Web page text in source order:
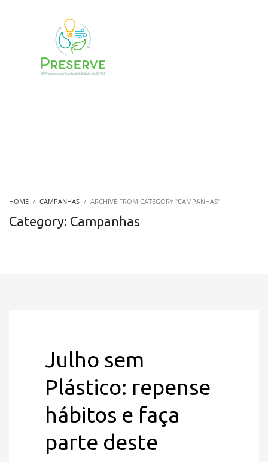
HOME CAMPANHAS ARCHIVE FROM CATEGORY "CAMPANHAS"
Category: Campanhas
Julho sem
Plástico: repense
hábitos e faça
parte deste